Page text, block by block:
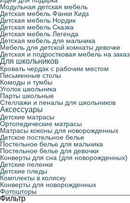
Модульная детская мебель
Детская мебель Фанки Кидз
Детская мебель Нордик
Детская мебель Сказка
Детская мебель Легенда
Детская мебель для мальчика
Мебель для детской комнаты девочке
Детская и подростковая мебель на заказ
Для школьников
Кровать чердак с рабочим местом
Письменные столы
Комоды и тумбы
Уголок школьника
Парты школьные
Стеллажи и пеналы для школьников
Аксессуары
Детские матрасы
Ортопедические матрасы
Матрасы коконы для новорожденных
Детское постельное белье
Постельное белье для мальчика
Постельное белье для девочки
Конверты для сна (для новорожденных)
Детские пеленки
Детские пледы
Комплекты в коляску
Конверты для новорожденных
Фотошторы
Фильтр